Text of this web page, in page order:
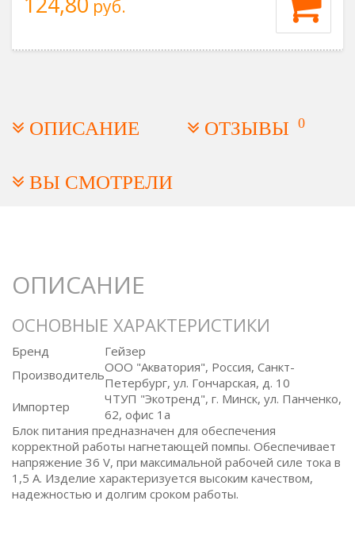
руб.
ОПИСАНИЕ ОТЗЫВЫ 0
ВЫ СМОТРЕЛИ
ОПИСАНИЕ
ОСНОВНЫЕ ХАРАКТЕРИСТИКИ
Бренд
Гейзер
ПроизводительООО "Акватория", Россия, Санкт-
Петербург, ул. Гончарская, д. 10
Импортер
ЧТУП "Экотренд", г. Минск, ул. Панченко,
62, офис 1а
Блок питания предназначен для обеспечения
корректной работы нагнетающей помпы. Обеспечивает
напряжение 36 V, при максимальной рабочей силе тока в
1,5 А. Изделие характеризуется высоким качеством,
надежностью и долгим сроком работы.